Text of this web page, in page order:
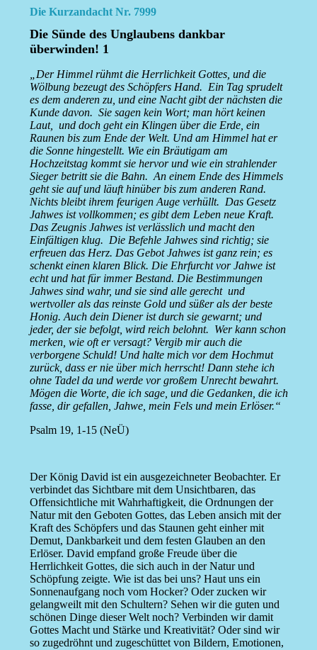
Die Kurzandacht Nr. 7999
Die Sünde des Unglaubens dankbar
überwinden! 1
„Der Himmel rühmt die Herrlichkeit Gottes, und die
Wölbung bezeugt des Schöpfers Hand. Ein Tag sprudelt
es dem anderen zu, und eine Nacht gibt der nächsten die
Kunde davon. Sie sagen kein Wort; man hört keinen
Laut, und doch geht ein Klingen über die Erde, ein
Raunen bis zum Ende der Welt. Und am Himmel hat er
die Sonne hingestellt. Wie ein Bräutigam am
Hochzeitstag kommt sie hervor und wie ein strahlender
Sieger betritt sie die Bahn. An einem Ende des Himmels
geht sie auf und läuft hinüber bis zum anderen Rand.
Nichts bleibt ihrem feurigen Auge verhüllt. Das Gesetz
Jahwes ist vollkommen; es gibt dem Leben neue Kraft.
Das Zeugnis Jahwes ist verlässlich und macht den
Einfältigen klug. Die Befehle Jahwes sind richtig; sie
erfreuen das Herz. Das Gebot Jahwes ist ganz rein; es
schenkt einen klaren Blick. Die Ehrfurcht vor Jahwe ist
echt und hat für immer Bestand. Die Bestimmungen
Jahwes sind wahr, und sie sind alle gerecht und
wertvoller als das reinste Gold und süßer als der beste
Honig. Auch dein Diener ist durch sie gewarnt; und
jeder, der sie befolgt, wird reich belohnt. Wer kann schon
merken, wie oft er versagt? Vergib mir auch die
verborgene Schuld! Und halte mich vor dem Hochmut
zurück, dass er nie über mich herrscht! Dann stehe ich
ohne Tadel da und werde vor großem Unrecht bewahrt.
Mögen die Worte, die ich sage, und die Gedanken, die ich
fasse, dir gefallen, Jahwe, mein Fels und mein Erlöser.“
Psalm 19, 1-15 (NeÜ)
Der König David ist ein ausgezeichneter Beobachter. Er
verbindet das Sichtbare mit dem Unsichtbaren, das
Offensichtliche mit Wahrhaftigkeit, die Ordnungen der
Natur mit den Geboten Gottes, das Leben ansich mit der
Kraft des Schöpfers und das Staunen geht einher mit
Demut, Dankbarkeit und dem festen Glauben an den
Erlöser. David empfand große Freude über die
Herrlichkeit Gottes, die sich auch in der Natur und
Schöpfung zeigte. Wie ist das bei uns? Haut uns ein
Sonnenaufgang noch vom Hocker? Oder zucken wir
gelangweilt mit den Schultern? Sehen wir die guten und
schönen Dinge dieser Welt noch? Verbinden wir damit
Gottes Macht und Stärke und Kreativität? Oder sind wir
so zugedröhnt und zugeschüttet von Bildern, Emotionen,